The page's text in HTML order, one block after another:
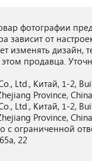
фотографии
зависит от
изменять дизайн,
продавца.
Ltd., Китай, 1-2,
Province,
Ltd., Китай, 1-2,
Province,
с ограниченной
22